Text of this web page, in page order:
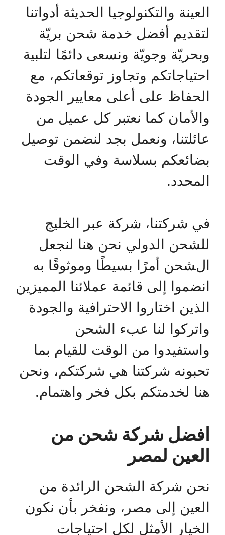
العينة والتكنولوجيا الحديثة أدواتنا
لتقديم أفضل خدمة شحن بريّة
وبحريّة وجويّة ونسعى دائمًا لتلبية
احتياجاتكم وتجاوز توقعاتكم، مع
الحفاظ على أعلى معايير الجودة
والأمان كما نعتبر كل عميل من
عائلتنا، ونعمل بجد لنضمن توصيل
بضائعكم بسلاسة وفي الوقت
المحدد.
في شركتنا، شركة عبر الخليج
للشحن الدولي نحن هنا لنجعل
الشحن أمرًا بسيطًا وموثوقًا به
انضموا إلى قائمة عملائنا المميزين
الذين اختاروا الاحترافية والجودة
واتركوا لنا عبء الشحن
واستفيدوا من الوقت للقيام بما
تحبونه شركتنا هي شركتكم، ونحن
هنا لخدمتكم بكل فخر واهتمام.
افضل شركة شحن من
العين لمصر
نحن شركة الشحن الرائدة من
العين إلى مصر، ونفخر بأن نكون
الخيار الأمثل لكل احتياجات